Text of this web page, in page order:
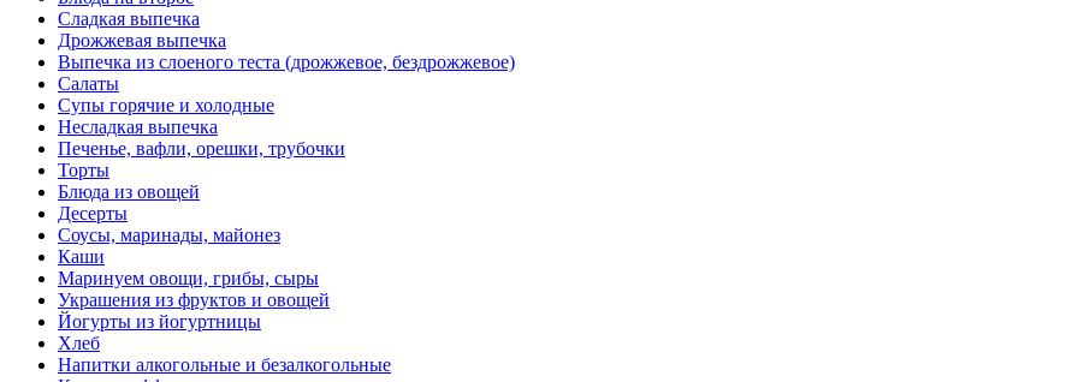
Сладкая выпечка
Дрожжевая выпечка
Выпечка из слоеного теста (дрожжевое, бездрожжевое)
Салаты
Супы горячие и холодные
Несладкая выпечка
Печенье, вафли, орешки, трубочки
Торты
Блюда из овощей
Десерты
Соусы, маринады, майонез
Каши
Маринуем овощи, грибы, сыры
Украшения из фруктов и овощей
Йогурты из йогуртницы
Хлеб
Напитки алкогольные и безалкогольные